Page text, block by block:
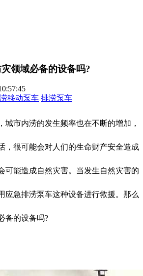
领域必备的设备吗?
移动泵车 排涝泵车
市内涝的发生频率也在不断的增加，
，很可能会对人们的生命财产安全造成
可能造成自然灾害。当发生自然灾害的
应急排涝泵车这种设备进行救援。那么
备的设备吗?